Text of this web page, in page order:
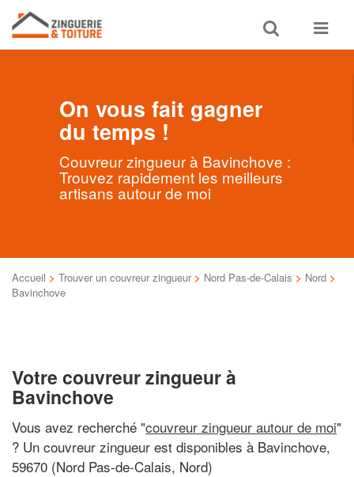
Toggle
search
Toggle
On vous fait gagner
du temps !
Couvreur zingueur à Bavinchove :
Trouvez rapidement les meilleurs
artisans autour de moi
Accueil > Trouver un couvreur zingueur > Nord Pas-de-Calais > Nord >
Bavinchove
Votre couvreur zingueur à
Bavinchove
Vous avez recherché "couvreur zingueur autour de moi"
? Un couvreur zingueur est disponibles à Bavinchove,
59670 (Nord Pas-de-Calais, Nord)